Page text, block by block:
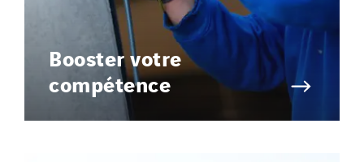
Booster votre
compétence